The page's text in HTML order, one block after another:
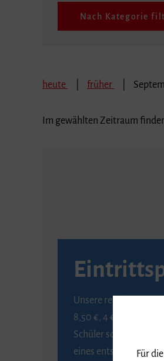
Nach Kategorie
heute früher
Im gewählten Zeitraum
Unsere regulären
8,50 €, 4 € ermäßigt
Schüler sowie
eines
Für